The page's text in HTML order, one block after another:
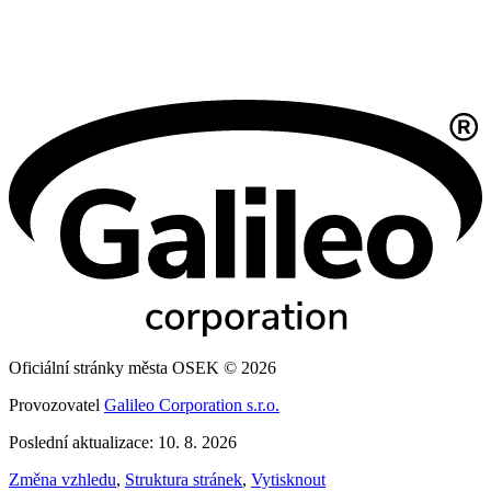
Oficiální stránky města OSEK © 2026
Provozovatel Galileo Corporation s.r.o.
Poslední aktualizace: 10. 8. 2026
Změna vzhledu, Struktura stránek, Vytisknout